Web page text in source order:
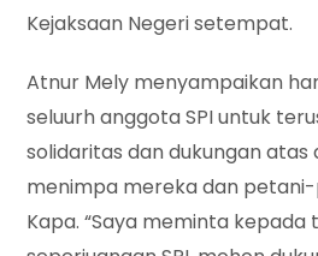
Kejaksaan Negeri setempat.
Atnur Mely menyampaikan
seluurh anggota SPI untuk
solidaritas dan dukungan
menimpa mereka dan
Kapa. “Saya meminta